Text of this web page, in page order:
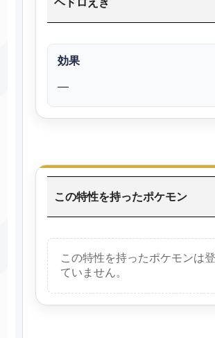
ヘドロえき
効果
―
この特性を持ったポケモン
この特性を持ったポケモンは
ていません。